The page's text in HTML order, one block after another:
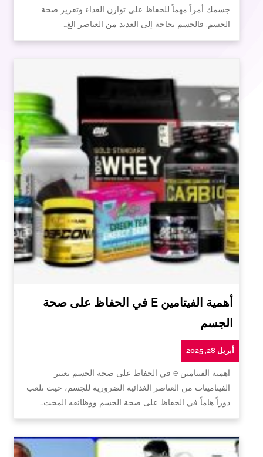
جسمك أمراً مهماً للحفاظ على توازن الغذاء وتعزيز صحة
الجسم. فالجسم بحاجة إلى العديد من العناصر الغ…
أهمية الفيتامين E في الحفاظ على صحة
الجسم
أبريل 28, 2025
اهمية الفيتامين e في الحفاظ على صحة الجسم تعتبر
الفيتامينات من العناصر الغذائية الضرورية للجسم، حيث تلعب
دوراً هاماً في الحفاظ على صحة الجسم ووظائفه المخت…